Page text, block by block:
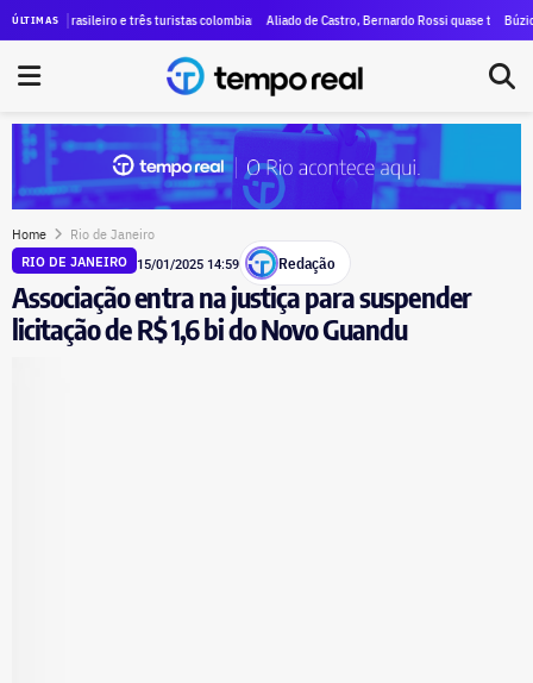
ÚLTIMASdo estado do Rio será neste domingo (09) com transmissão do TEMPO REAL
brasileiro e três turistas colombianas da mesma família são as vítimas da queda de
Aliado de Castro, Bernardo Rossi quase triplicaBúzios entra
Home Rio de Janeiro
RIO DE JANEIRO 15/01/2025 14:59 Redação
Associação entra na justiça para suspender
licitação de R$ 1,6 bi do Novo Guandu